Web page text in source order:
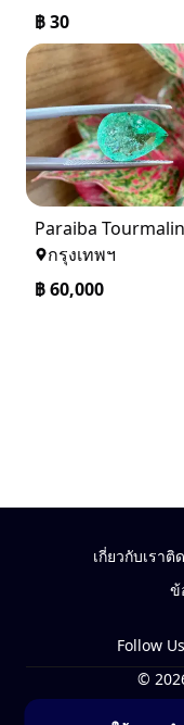
฿30
Paraiba
กรุงเทพฯ
฿60,000
เกี่ยวกับเราติ
ข้
Follow
©